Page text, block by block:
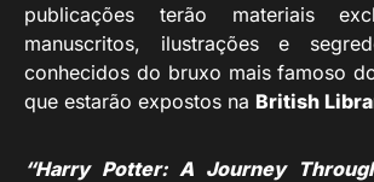
publicações terão materiais
manuscritos, ilustrações e
conhecidos do bruxo mais famoso
que estarão expostos na British
“Harry Potter: A Journey